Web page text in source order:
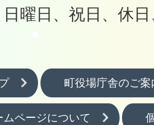
日曜日、祝日、休
町役場庁舎のご案
ムページについて